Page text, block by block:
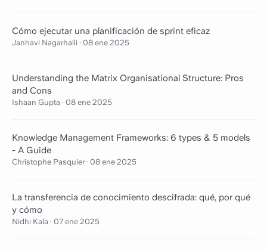
Cómo ejecutar una planificación de sprint eficaz
Janhavi Nagarhalli · 08 ene 2025
Understanding the Matrix Organisational Structure: Pros
and Cons
Ishaan Gupta · 08 ene 2025
Knowledge Management Frameworks: 6 types & 5 models
- A Guide
Christophe Pasquier · 08 ene 2025
La transferencia de conocimiento descifrada: qué, por qué
y cómo
Nidhi Kala · 07 ene 2025